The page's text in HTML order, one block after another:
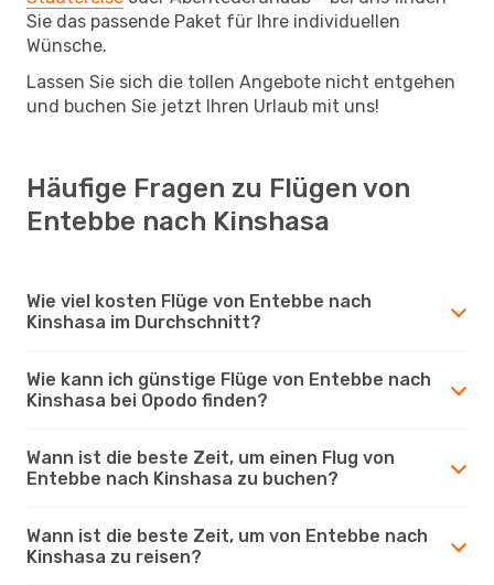
Sie das passende Paket für Ihre individuellen
Wünsche.
Lassen Sie sich die tollen Angebote nicht entgehen
und buchen Sie jetzt Ihren Urlaub mit uns!
Häufige Fragen zu Flügen von
Entebbe nach Kinshasa
Wie viel kosten Flüge von Entebbe nach
Kinshasa im Durchschnitt?
Wie kann ich günstige Flüge von Entebbe nach
Kinshasa bei Opodo finden?
Wann ist die beste Zeit, um einen Flug von
Entebbe nach Kinshasa zu buchen?
Wann ist die beste Zeit, um von Entebbe nach
Kinshasa zu reisen?